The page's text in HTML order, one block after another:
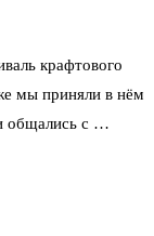
крафтового
мы приняли в нём
общались с …